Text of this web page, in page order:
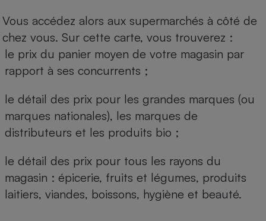
Vous accédez alors aux supermarchés à côté de
chez vous. Sur cette carte, vous trouverez :
le prix du panier moyen de votre magasin par
rapport à ses concurrents ;
le détail des prix pour les grandes marques (ou
marques nationales), les marques de
distributeurs et les produits bio ;
le détail des prix pour tous les rayons du
magasin : épicerie, fruits et légumes, produits
laitiers, viandes, boissons, hygiène et beauté.